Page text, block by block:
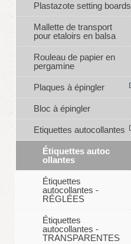
Plastazote setting boards
Mallette de transport
pour etaloirs en balsa
Rouleau de papier en
pergamine
Plaques à épingler
Bloc à épingler
Etiquettes autocollantes
Étiquettes autoc
ollantes
Étiquettes
autocollantes -
RÉGLÉES
Étiquettes
autocollantes -
TRANSPARENTES